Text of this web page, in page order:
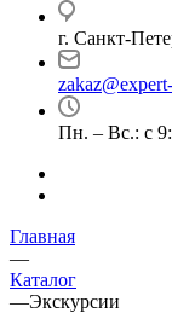
г. Санкт-
Пн. – Вс.: с
Главная
—
Каталог
—Экскурсии